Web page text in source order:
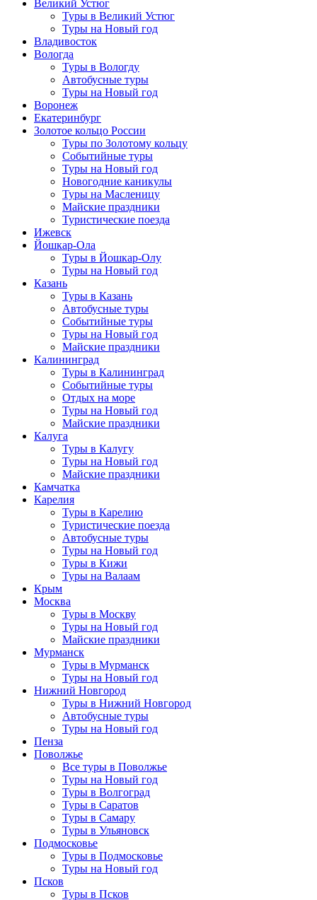
Великий Устюг
Туры в Великий Устюг
Туры на Новый год
Владивосток
Вологда
Туры в Вологду
Автобусные туры
Туры на Новый год
Воронеж
Екатеринбург
Золотое кольцо России
Туры по Золотому кольцу
Событийные туры
Туры на Новый год
Новогодние каникулы
Туры на Масленицу
Майские праздники
Туристические поезда
Ижевск
Йошкар-Ола
Туры в Йошкар-Олу
Туры на Новый год
Казань
Туры в Казань
Автобусные туры
Событийные туры
Туры на Новый год
Майские праздники
Калининград
Туры в Калининград
Событийные туры
Отдых на море
Туры на Новый год
Майские праздники
Калуга
Туры в Калугу
Туры на Новый год
Майские праздники
Камчатка
Карелия
Туры в Карелию
Туристические поезда
Автобусные туры
Туры на Новый год
Туры в Кижи
Туры на Валаам
Крым
Москва
Туры в Москву
Туры на Новый год
Майские праздники
Мурманск
Туры в Мурманск
Туры на Новый год
Нижний Новгород
Туры в Нижний Новгород
Автобусные туры
Туры на Новый год
Пенза
Поволжье
Все туры в Поволжье
Туры на Новый год
Туры в Волгоград
Туры в Саратов
Туры в Самару
Туры в Ульяновск
Подмосковье
Туры в Подмосковье
Туры на Новый год
Псков
Туры в Псков